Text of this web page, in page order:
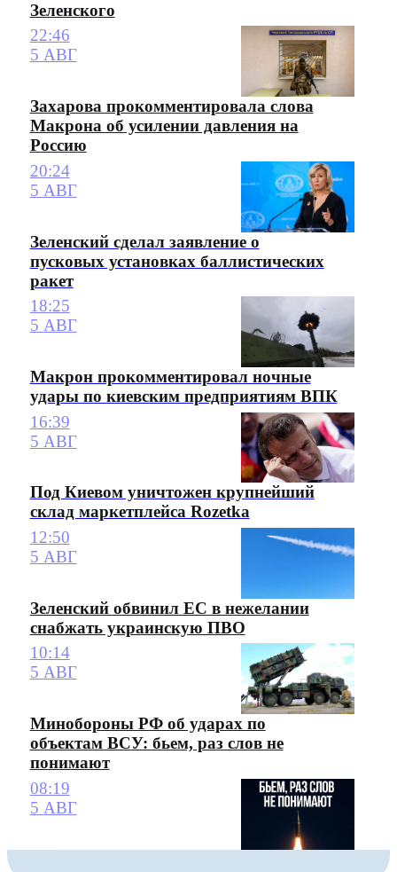
Зеленского
22:46
5 АВГ
Захарова прокомментировала слова
Макрона об усилении давления на
Россию
20:24
5 АВГ
Зеленский сделал заявление о
пусковых установках баллистических
ракет
18:25
5 АВГ
Макрон прокомментировал ночные
удары по киевским предприятиям ВПК
16:39
5 АВГ
Под Киевом уничтожен крупнейший
склад маркетплейса Rozetka
12:50
5 АВГ
Зеленский обвинил ЕС в нежелании
снабжать украинскую ПВО
10:14
5 АВГ
Минобороны РФ об ударах по
объектам ВСУ: бьем, раз слов не
понимают
08:19
5 АВГ